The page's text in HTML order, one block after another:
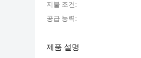
지불 조건:
공급 능력:
제품 설명